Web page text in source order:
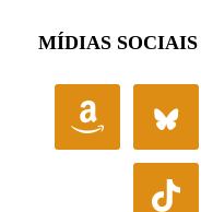
MÍDIAS SOCIAIS